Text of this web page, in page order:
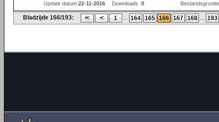
Update datum:22-11-2016 Downloads :0
Bladzijde 166/193: 1 ... 164 165 166 167 168 ... 193